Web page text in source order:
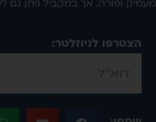
מעמיק ופורה. אך במקביל ניתן
הצטרפו לניוזלטר: